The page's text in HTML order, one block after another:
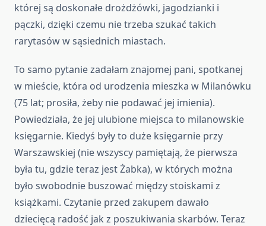
której są doskonałe drożdżówki, jagodzianki i
pączki, dzięki czemu nie trzeba szukać takich
rarytasów w sąsiednich miastach.
To samo pytanie zadałam znajomej pani, spotkanej
w mieście, która od urodzenia mieszka w Milanówku
(75 lat; prosiła, żeby nie podawać jej imienia).
Powiedziała, że jej ulubione miejsca to milanowskie
księgarnie. Kiedyś były to duże księgarnie przy
Warszawskiej (nie wszyscy pamiętają, że pierwsza
była tu, gdzie teraz jest Żabka), w których można
było swobodnie buszować między stoiskami z
książkami. Czytanie przed zakupem dawało
dziecięcą radość jak z poszukiwania skarbów. Teraz